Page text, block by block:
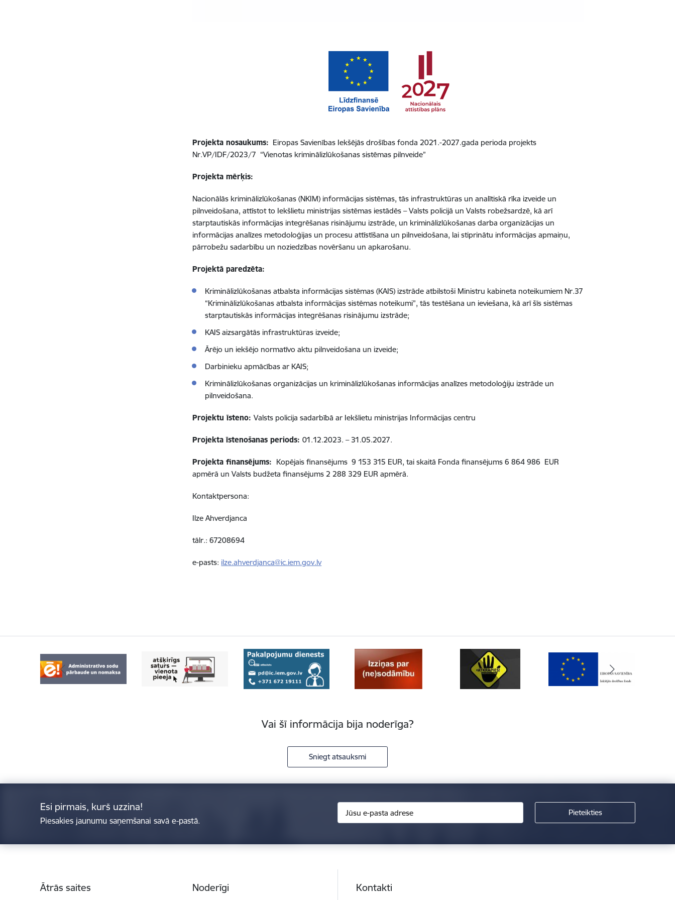
Projekta nosaukums: Eiropas Savienības Iekšējās drošības fonda 2021.-2027.gada perioda projekts
Nr.VP/IDF/2023/7 “Vienotas kriminālizlūkošanas sistēmas pilnveide”
Projekta mērķis:
Nacionālās kriminālizlūkošanas (NKIM) informācijas sistēmas, tās infrastruktūras un analītiskā rīka izveide un
pilnveidošana, attīstot to Iekšlietu ministrijas sistēmas iestādēs – Valsts policijā un Valsts robežsardzē, kā arī
starptautiskās informācijas integrēšanas risinājumu izstrāde, un kriminālizlūkošanas darba organizācijas un
informācijas analīzes metodoloģijas un procesu attīstīšana un pilnveidošana, lai stiprinātu informācijas apmaiņu,
pārrobežu sadarbību un noziedzības novēršanu un apkarošanu.
Projektā paredzēta:
Kriminālizlūkošanas atbalsta informācijas sistēmas (KAIS) izstrādeatbilstoši Ministru kabineta noteikumiem Nr.37
“Kriminālizlūkošanas atbalsta informācijas sistēmas noteikumi”, tās testēšana un ieviešana, kā arī šīs sistēmas
starptautiskās informācijas integrēšanas risinājumu izstrāde;
KAIS aizsargātās infrastruktūras izveide;
Ārējo un iekšējo normatīvo aktu pilnveidošana un izveide;
Darbinieku apmācības ar KAIS;
Kriminālizlūkošanas organizācijas un kriminālizlūkošanas informācijas analīzes metodoloģiju izstrāde un
pilnveidošana.
Projektu īsteno:Valsts policija sadarbībā ar Iekšlietu ministrijas Informācijas centru
Projekta īstenošanas periods:01.12.2023. – 31.05.2027.
Projekta finansējums: Kopējais finansējums9 153 315 EUR, tai skaitā Fonda finansējums 6 864 986 EUR
apmērā un Valsts budžeta finansējums2 288 329 EUR apmērā.
Kontaktpersona:
Ilze Ahverdjanca
tālr.: 67208694
e-pasts: ilze.ahverdjanca@ic.iem.gov.lv
Vai šī informācija bija noderīga?
Sniegt atsauksmi
Esi pirmais, kurš uzzina!
Piesakies jaunumu saņemšanai savā e-pastā.
Ātrās saites Noderīgi Kontakti